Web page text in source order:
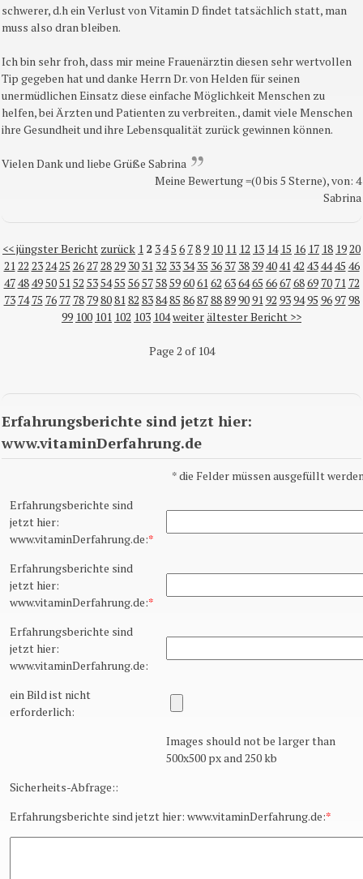
schwerer, d.h ein Verlust von Vitamin D findet tatsächlich statt, man
muss also dran bleiben.
Ich bin sehr froh, dass mir meine Frauenärztin diesen sehr wertvollen
Tip gegeben hat und danke Herrn Dr. von Helden für seinen
unermüdlichen Einsatz diese einfache Möglichkeit Menschen zu
helfen, bei Ärzten und Patienten zu verbreiten., damit viele Menschen
ihre Gesundheit und ihre Lebensqualität zurück gewinnen können.
Vielen Dank und liebe Grüße Sabrina
Meine Bewertung =(0 bis 5 Sterne), von: 4
Sabrina
<< jüngster Bericht zurück 1 2 345 6 789 10 11 12 13 14 15 16 17 18 1920
2122 232425 26272829 30 31 32 33 34 35 36 37 38 39404142 434445 46
474849505152 535455 56575859606162 636465 66676869 70 71 72
73 74 75 76 77 78 79808182 838485 86878889909192 939495 969798
99 100 101 102 103 104weiterältester Bericht >>
Page 2 of 104
Erfahrungsberichte sind jetzt hier:
www.vitaminDerfahrung.de
*die Felder müssen ausgefüllt
Erfahrungsberichte sind
jetzt hier:
www.vitaminDerfahrung.de:*
Erfahrungsberichte sind
jetzt hier:
www.vitaminDerfahrung.de:*
Erfahrungsberichte sind
jetzt hier:
www.vitaminDerfahrung.de:
ein Bild ist nicht
erforderlich:
Images should not be larger than
500x500 px and 250 kb
Sicherheits-Abfrage::
Erfahrungsberichte sind jetzt hier: www.vitaminDerfahrung.de:*